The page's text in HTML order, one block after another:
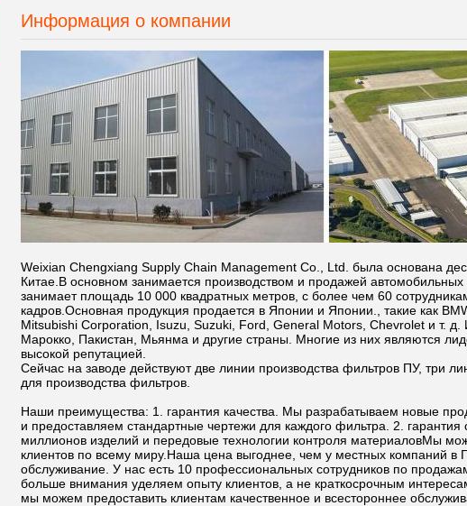
Информация о компании
Weixian Chengxiang Supply Chain Management Co., Ltd. была основана
Китае.В основном занимается производством и продажей
занимает площадь 10 000 квадратных метров, с более чем 60
кадров.Основная продукция продается в Японии и Японии., такие как
Mitsubishi Corporation, Isuzu, Suzuki, Ford, General Motors, Chevrolet и т.
Марокко, Пакистан, Мьянма и другие страны. Многие из них являются
высокой репутацией.
Сейчас на заводе действуют две линии производства фильтров ПУ, три
для производства фильтров.
Наши преимущества: 1. гарантия качества. Мы разрабатываем новые
и предоставляем стандартные чертежи для каждого фильтра. 2.
миллионов изделий и передовые технологии контроля материаловМы
клиентов по всему миру.Наша цена выгоднее, чем у местных компаний
обслуживание. У нас есть 10 профессиональных сотрудников по
больше внимания уделяем опыту клиентов, а не краткосрочным
мы можем предоставить клиентам качественное и всестороннее